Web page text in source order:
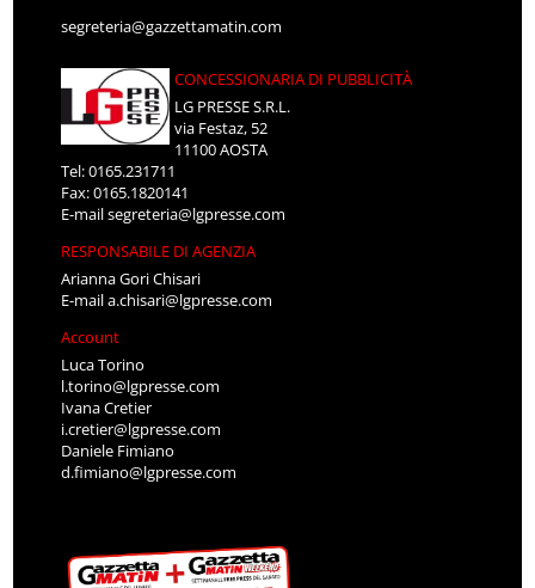
segreteria@gazzettamatin.com
CONCESSIONARIA DI PUBBLICITÀ
LG PRESSE S.R.L.
via Festaz, 52
11100 AOSTA
Tel: 0165.231711
Fax: 0165.1820141
E-mailsegreteria@lgpresse.com
RESPONSABILE DI AGENZIA
Arianna Gori Chisari
E-maila.chisari@lgpresse.com
Account
Luca Torino
l.torino@lgpresse.com
Ivana Cretier
i.cretier@lgpresse.com
Daniele Fimiano
d.fimiano@lgpresse.com